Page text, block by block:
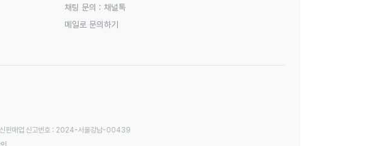
채팅 문의 : 채널톡
메일로 문의하기
판매업 신고번호 : 2024-서울강남-00439